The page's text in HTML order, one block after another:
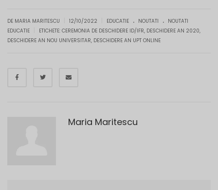
DE MARIA MARITESCU 12/10/2022 EDUCATIE . NOUTATI . NOUTATI
EDUCATIE
ETICHETE: CEREMONIA DE DESCHIDERE ID/IFR, DESCHIDERE AN 2020,
DESCHIDERE AN NOU UNIVERSITAR, DESCHIDERE AN UPT ONLINE
Maria Maritescu